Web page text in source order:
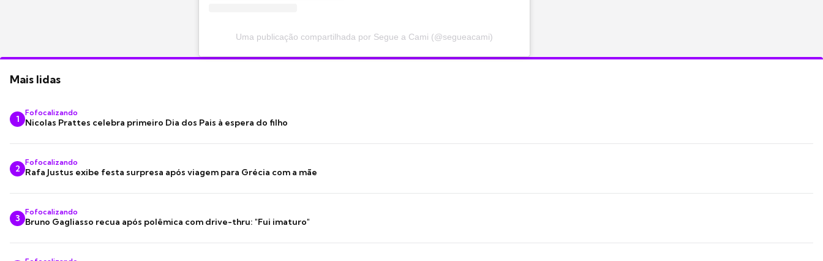
Uma publicação compartilhada por Segue a Cami (@segueacami)
Mais lidas
1
Fofocalizando
Nicolas Prattes celebra primeiro Dia dos Pais à espera do filho
2
Fofocalizando
Rafa Justus exibe festa surpresa após viagem para Grécia com a mãe
3
Fofocalizando
Bruno Gagliasso recua após polêmica com drive-thru: "Fui imaturo"